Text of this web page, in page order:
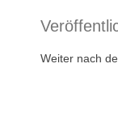
Weiter nach